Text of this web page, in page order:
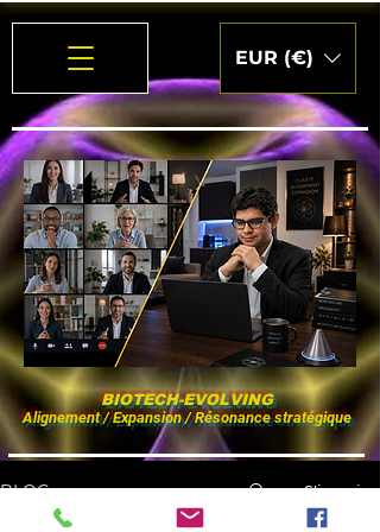
EUR (€)
BIOTECH-EVOLVING
Alignement / Expansion / Résonance stratégique
BLOG S'inscrire